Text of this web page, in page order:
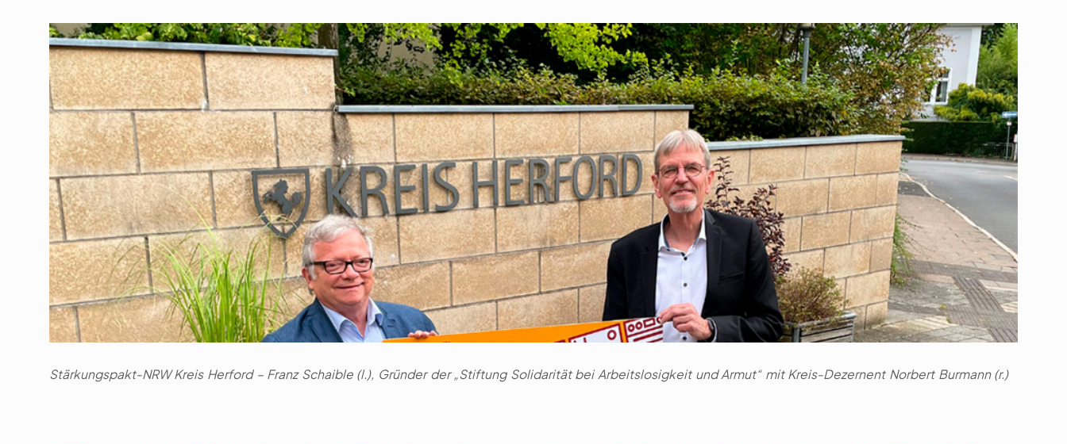
Stärkungspakt-NRW Kreis Herford – Franz Schaible (l.), Gründer der „Stiftung Solidarität bei Arbeitslosigkeit und Armut“ mit Kreis-Dezernent Norbert Burmann (r.)